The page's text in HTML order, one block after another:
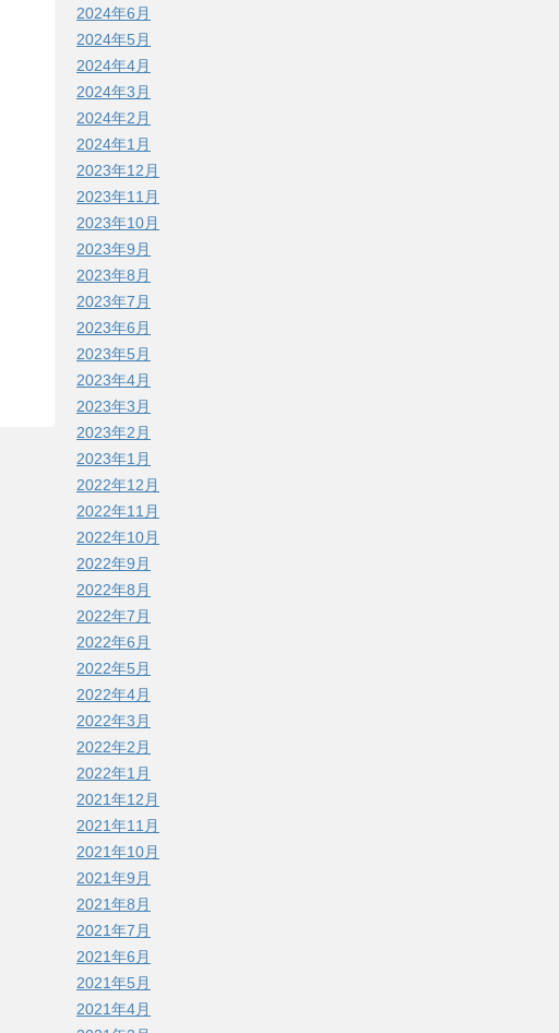
2024年6月
2024年5月
2024年4月
2024年3月
2024年2月
2024年1月
2023年12月
2023年11月
2023年10月
2023年9月
2023年8月
2023年7月
2023年6月
2023年5月
2023年4月
2023年3月
2023年2月
2023年1月
2022年12月
2022年11月
2022年10月
2022年9月
2022年8月
2022年7月
2022年6月
2022年5月
2022年4月
2022年3月
2022年2月
2022年1月
2021年12月
2021年11月
2021年10月
2021年9月
2021年8月
2021年7月
2021年6月
2021年5月
2021年4月